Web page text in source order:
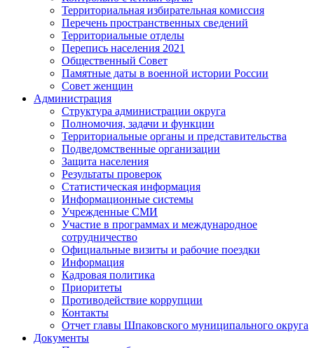
Территориальная избирательная комиссия
Перечень пространственных сведений
Территориальные отделы
Перепись населения 2021
Общественный Совет
Памятные даты в военной истории России
Совет женщин
Администрация
Структура администрации округа
Полномочия, задачи и функции
Территориальные органы и представительства
Подведомственные организации
Защита населения
Результаты проверок
Статистическая информация
Информационные системы
Учрежденные СМИ
Участие в программах и международное
сотрудничество
Официальные визиты и рабочие поездки
Информация
Кадровая политика
Приоритеты
Противодействие коррупции
Контакты
Отчет главы Шпаковского муниципального округа
Документы